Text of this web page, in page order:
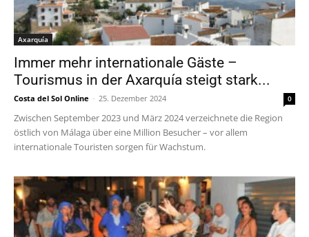
Axarquía
Immer mehr internationale Gäste –
Tourismus in der Axarquía steigt stark...
Costa del Sol Online - 25. Dezember 2024 0
Zwischen September 2023 und März 2024 verzeichnete die Region
östlich von Málaga über eine Million Besucher – vor allem
internationale Touristen sorgen für Wachstum.